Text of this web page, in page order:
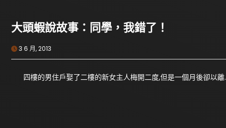
大頭蝦說故事：同學，我錯了！
3 6 月, 2013
四樓的男住戶娶了二樓的新女主人梅開二度,但是一個月後卻以離.